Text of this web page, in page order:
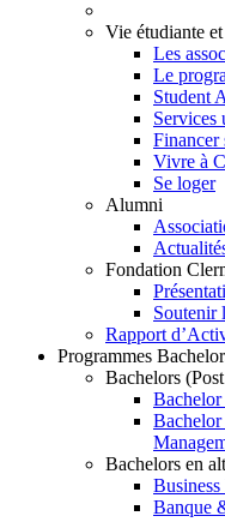
Vie étudiante
Les
Le
Student
Services
Financer
Vivre à
Se loger
Alumni
Fondation
Soutenir
Rapport
Programmes
Bachelors
Bachelor
Bachelors en
Banque